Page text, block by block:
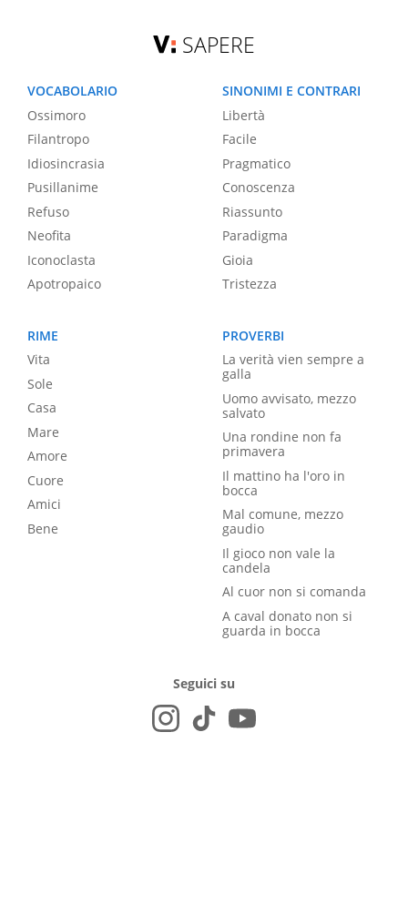
SAPERE
VOCABOLARIO
Ossimoro
Filantropo
Idiosincrasia
Pusillanime
Refuso
Neofita
Iconoclasta
Apotropaico
SINONIMI E CONTRARI
Libertà
Facile
Pragmatico
Conoscenza
Riassunto
Paradigma
Gioia
Tristezza
RIME
Vita
Sole
Casa
Mare
Amore
Cuore
Amici
Bene
PROVERBI
La verità vien sempre a
galla
Uomo avvisato, mezzo
salvato
Una rondine non fa
primavera
Il mattino ha l'oro in
bocca
Mal comune, mezzo
gaudio
Il gioco non vale la
candela
Al cuor non si comanda
A caval donato non si
guarda in bocca
Seguici su